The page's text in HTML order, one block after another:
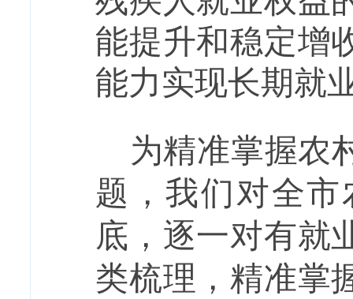
能提升和稳定增
能力实现长期就
为精准掌握农
题，我们对全
底，逐一对有就
类梳理，精准掌